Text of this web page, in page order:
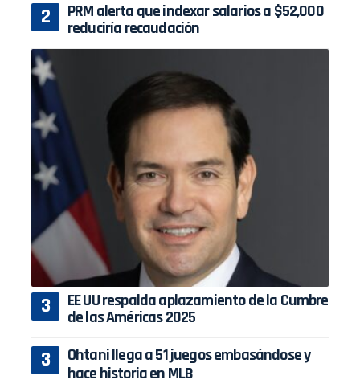
PRM alerta que indexar salarios a $52,000
reduciría recaudación
EE UU respalda aplazamiento de la Cumbre
de las Américas 2025
Ohtani llega a 51 juegos embasándose y
hace historia en MLB